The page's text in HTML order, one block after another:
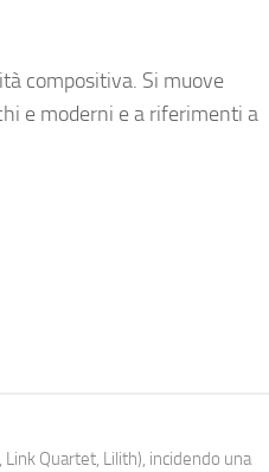
compositiva. Si muove
e moderni e a riferimenti a
Quartet, Lilith), incidendo una